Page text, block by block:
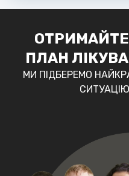
ПЛАН
МИ ПІДБЕРЕМО